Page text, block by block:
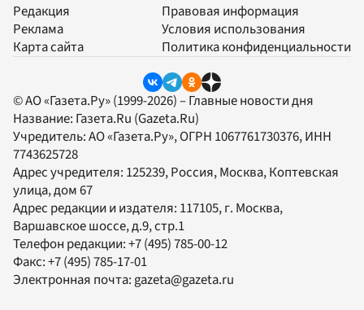
Редакция
Реклама
Карта сайта
Правовая информация
Условия использования
Политика конфиденциальности
© АО «Газета.Ру» (1999-2026) – Главные новости дня
Название: Газета.Ru (Gazeta.Ru)
Учредитель:АО «Газета.Ру», ОГРН 1067761730376, ИНН
7743625728
Адрес учредителя: 125239, Россия, Москва, Коптевская
улица, дом 67
Адрес редакции и издателя: 117105, г. Москва,
Варшавское шоссе, д.9, стр.1
Телефон редакции:+7 (495) 785-00-12
Факс:+7 (495) 785-17-01
Электронная почта:gazeta@gazeta.ru